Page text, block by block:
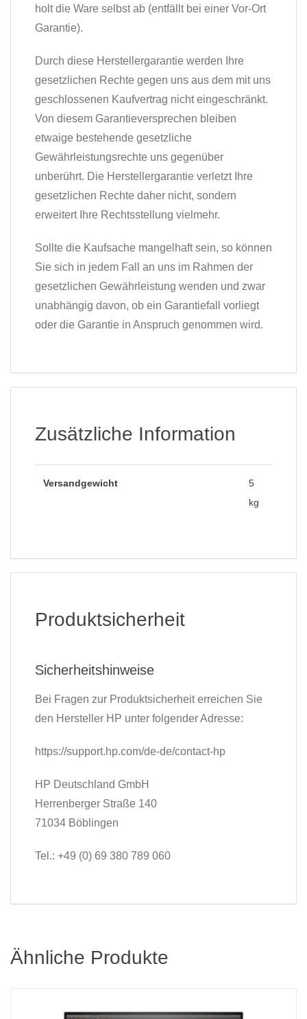
holt die Ware selbst ab (entfällt bei einer Vor-Ort
Garantie).
Durch diese Herstellergarantie werden Ihre
gesetzlichen Rechte gegen uns aus dem mit uns
geschlossenen Kaufvertrag nicht eingeschränkt.
Von diesem Garantieversprechen bleiben
etwaige bestehende gesetzliche
Gewährleistungsrechte uns gegenüber
unberührt. Die Herstellergarantie verletzt Ihre
gesetzlichen Rechte daher nicht, sondern
erweitert Ihre Rechtsstellung vielmehr.
Sollte die Kaufsache mangelhaft sein, so können
Sie sich in jedem Fall an uns im Rahmen der
gesetzlichen Gewährleistung wenden und zwar
unabhängig davon, ob ein Garantiefall vorliegt
oder die Garantie in Anspruch genommen wird.
Zusätzliche Information
Versandgewicht
5
kg
Produktsicherheit
Sicherheitshinweise
Bei Fragen zur Produktsicherheit erreichen Sie
den Hersteller HP unter folgender Adresse:
https://support.hp.com/de-de/contact-hp
HP Deutschland GmbH
Herrenberger Straße 140
71034 Böblingen
Tel.: +49 (0) 69 380 789 060
Ähnliche Produkte